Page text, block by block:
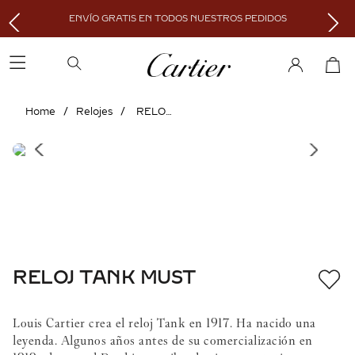
ENVÍO GRATIS EN TODOS NUESTROS PEDIDOS
Relojes RELOJ TANK MUST
RELOJ TANK MUST
Louis Cartier crea el reloj Tank en 1917. Ha nacido una
leyenda. Algunos años antes de su comercialización en